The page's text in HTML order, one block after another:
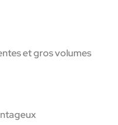
et gros volumes